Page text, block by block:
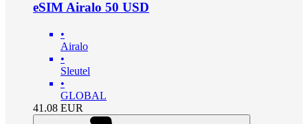
eSIM Airalo 50 USD
•
Airalo
•
Sleutel
•
GLOBAL
41.08 EUR